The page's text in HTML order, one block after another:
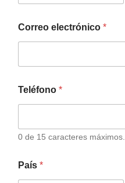
Correo electrónico *
Teléfono *
0 de 15 caracteres máximos.
País *